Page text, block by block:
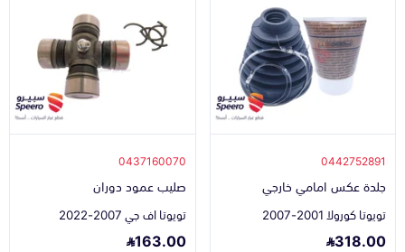
0442752891
جلدة عكس امامي خارجي
تويوتا كورولا 2001-2007
318.00
0437160070
صليب عمود دوران
تويوتا اف جي 2007-2022
163.00